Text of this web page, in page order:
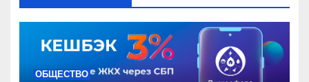
ОБЩЕСТВО